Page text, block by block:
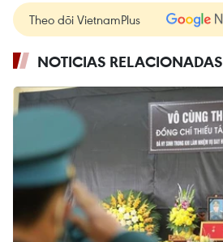
Theo dõi VietnamPlus
NOTICIAS RELACIONADAS